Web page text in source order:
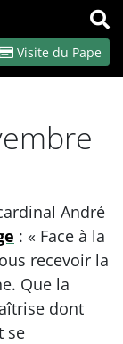
OK
Visite du Pape
André
: « Face à la
recevoir la
Que la
dont
se